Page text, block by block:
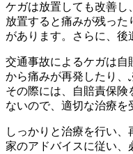
ケガは放置しても改善し
放置すると痛みが残った
があります。さらに、後
交通事故によるケガは自
から痛みが再発したり、
その際には、自賠責保険
ないので、適切な治療を
しっかりと治療を行い
家のアドバイスに従い、